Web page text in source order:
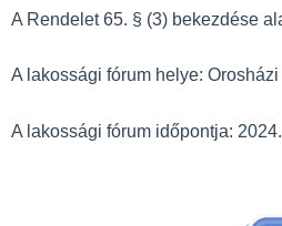
A Rendelet 65. § (3) bekezdése
A lakossági fórum helye:
A lakossági fórum időpontja: